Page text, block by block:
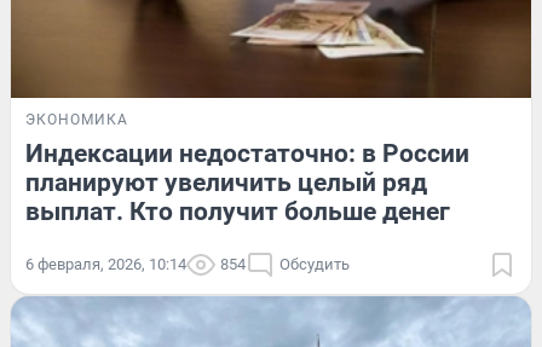
ЭКОНОМИКА
Индексации недостаточно: в России
планируют увеличить целый ряд
выплат. Кто получит больше денег
6 февраля, 2026, 10:14 854 Обсудить